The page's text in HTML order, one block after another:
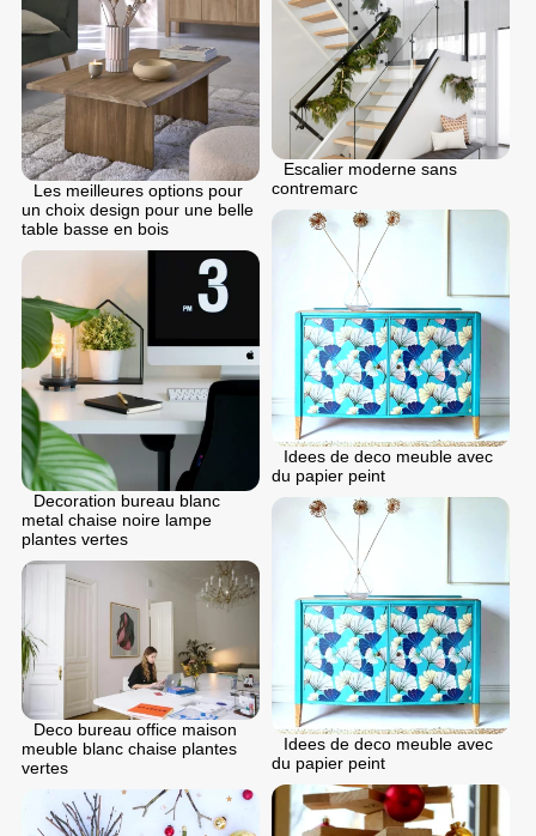
Les meilleures options pour
un choix design pour une belle
table basse en bois
Escalier moderne sans
contremarc
Idees de deco meuble avec
du papier peint
Decoration bureau blanc
metal chaise noire lampe
plantes vertes
Idees de deco meuble avec
du papier peint
Deco bureau office maison
meuble blanc chaise plantes
vertes